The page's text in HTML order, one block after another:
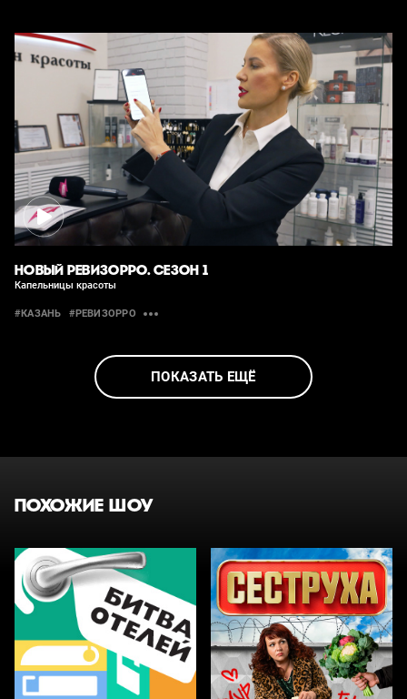
НОВЫЙ РЕВИЗОРРО. СЕЗОН 1
Капельницы красоты
#КАЗАНЬ #РЕВИЗОРРО
ПОКАЗАТЬ ЕЩЁ
ПОХОЖИЕ ШОУ